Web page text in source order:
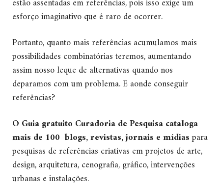
estão assentadas em referências, pois isso exige um
esforço imaginativo que é raro de ocorrer.
Portanto, quanto mais referências acumulamos mais
possibilidades combinatórias teremos, aumentando
assim nosso leque de alternativas quando nos
deparamos com um problema. E aonde conseguir
referências?
O Guia gratuito Curadoria de Pesquisa cataloga
mais de 100 blogs, revistas, jornais e mídiaspara
pesquisas de referências criativas em projetos de arte,
design, arquitetura, cenografia, gráfico, intervenções
urbanas e instalações.